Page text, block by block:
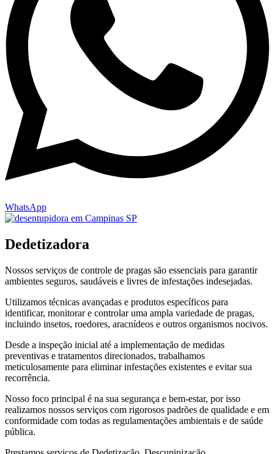
WhatsApp
Dedetizadora
Nossos serviços de controle de pragas são essenciais para garantir
ambientes seguros, saudáveis e livres de infestações indesejadas.
Utilizamos técnicas avançadas e produtos específicos para
identificar, monitorar e controlar uma ampla variedade de pragas,
incluindo insetos, roedores, aracnídeos e outros organismos nocivos.
Desde a inspeção inicial até a implementação de medidas
preventivas e tratamentos direcionados, trabalhamos
meticulosamente para eliminar infestações existentes e evitar sua
recorrência.
Nosso foco principal é na sua segurança e bem-estar, por isso
realizamos nossos serviços com rigorosos padrões de qualidade e em
conformidade com todas as regulamentações ambientais e de saúde
pública.